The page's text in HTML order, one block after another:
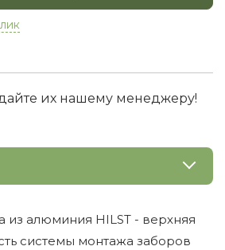
их нашему менеджеру!
из алюминия HILST - верхняя
системы монтажа заборов